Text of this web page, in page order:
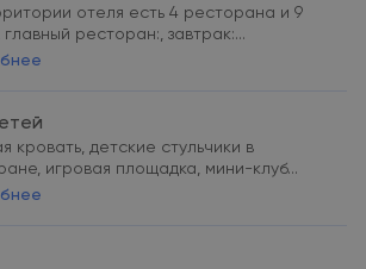
отеля есть 4 ресторана и 9
ресторан:, завтрак:...
кровать, детские стульчики в
игровая площадка, мини-клуб...